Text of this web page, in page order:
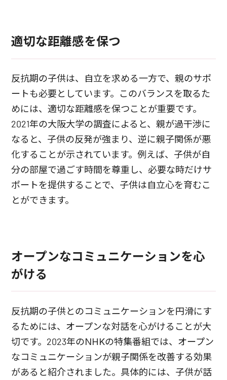
適切な距離感を保つ
反抗期の子供は、自立を求める一方で、親のサポ
ートも必要としています。このバランスを取るた
めには、適切な距離感を保つことが重要です。
2021年の大阪大学の調査によると、親が過干渉に
なると、子供の反発が強まり、逆に親子関係が悪
化することが示されています。例えば、子供が自
分の部屋で過ごす時間を尊重し、必要な時だけサ
ポートを提供することで、子供は自立心を育むこ
とができます。
オープンなコミュニケーションを心
がける
反抗期の子供とのコミュニケーションを円滑にす
るためには、オープンな対話を心がけることが大
切です。2023年のNHKの特集番組では、オープン
なコミュニケーションが親子関係を改善する効果
があると紹介されました。具体的には、子供が話